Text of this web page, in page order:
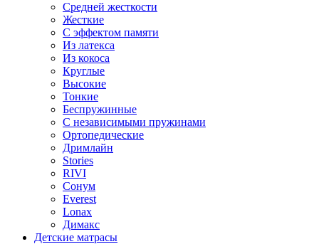
Средней жесткости
Жесткие
С эффектом памяти
Из латекса
Из кокоса
Круглые
Высокие
Тонкие
Беспружинные
С независимыми пружинами
Ортопедические
Дримлайн
Stories
RIVI
Сонум
Everest
Lonax
Димакс
Детские матрасы